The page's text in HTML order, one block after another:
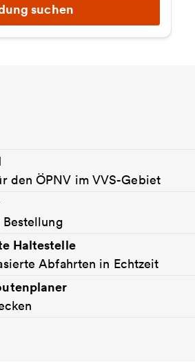
suchen
den ÖPNV im VVS-Gebiet
Bestellung
Haltestelle
Abfahrten in Echtzeit